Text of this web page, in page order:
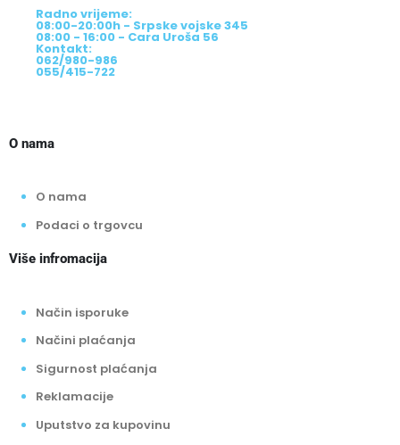
Radno vrijeme:
08:00-20:00h - Srpske vojske 345
08:00 - 16:00 - Cara Uroša 56
Kontakt:
062/980-986
055/415-722
O nama
O nama
Podaci o trgovcu
Više infromacija
Način isporuke
Načini plaćanja
Sigurnost plaćanja
Reklamacije
Uputstvo za kupovinu